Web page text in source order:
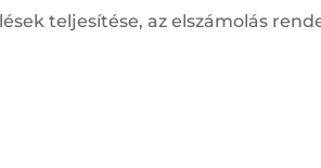
teljesítése, az elszámolás